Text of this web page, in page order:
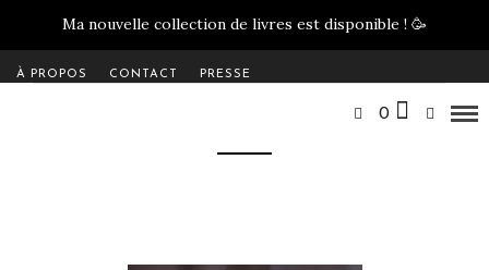
Ma nouvelle collection de livres est disponible ! 🥳
À PROPOS CONTACT PRESSE
0